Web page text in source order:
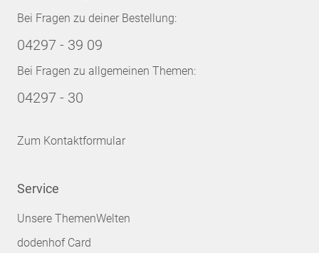
Bei Fragen zu deiner Bestellung:
04297 - 39 09
Bei Fragen zu allgemeinen Themen:
04297 - 30
Zum Kontaktformular
Service
Unsere ThemenWelten
dodenhof Card